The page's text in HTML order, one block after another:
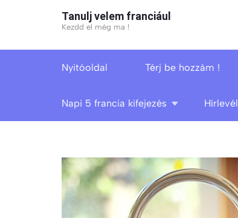
Tanulj velem franciául
Kezdd el még ma !
Nyitóoldal Térj be hozzám !
Napi 5 francia kifejezés Hírlevél